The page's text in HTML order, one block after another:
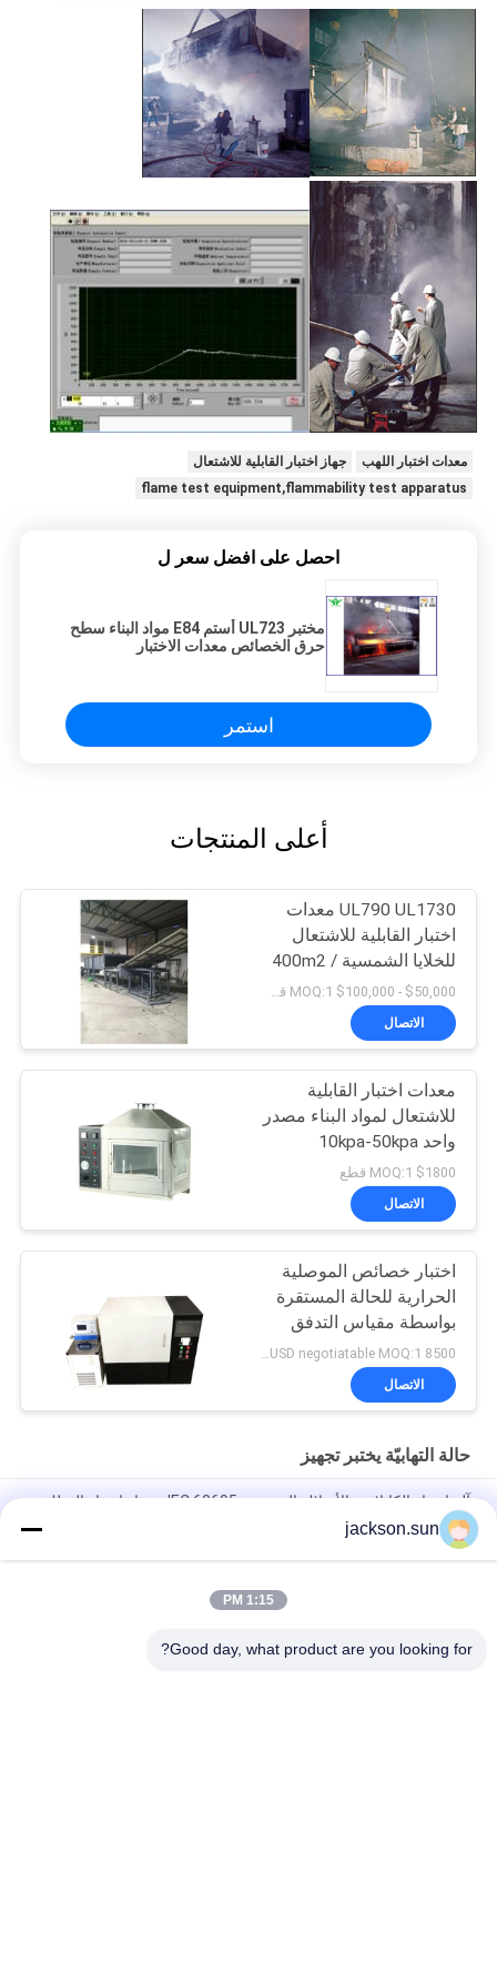
معدات اختبار اللهب
جهاز اختبار القابلية للاشتعال
flame test equipment,flammability test apparatus
احصل على افضل سعر ل
مختبر UL723 أستم E84 مواد البناء سطح
حرق الخصائص معدات الاختبار
استمر
أعلى المنتجات
UL790 UL1730 معدات
اختبار القابلية للاشتعال
للخلايا الشمسية 400m2 /
Min
$50,000 - $100,000 MOQ:1 قطع
الاتصال
معدات اختبار القابلية
للاشتعال لمواد البناء مصدر
واحد 10kpa-50kpa
$1800 MOQ:1 قطع
الاتصال
اختبار خصائص الموصلية
الحرارية للحالة المستقرة
بواسطة مقياس التدفق
الحراري
الاتصال
حالة التهابيّة يختبر تجهيز
آلة اختبار الكابلات والأسلاك المتوهجة IEC 60695 - جهاز اختبار السلك
المتوهج
جهاز اختبار سلك التوهج لتسخين الكهرباء لاختبار قابلية اشتعال معدات
jackson.sun
1:15 PM
Good day, what product are you looking for?